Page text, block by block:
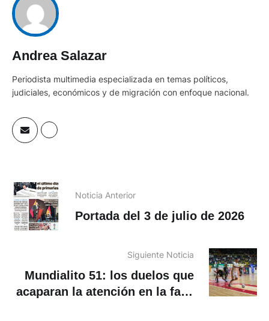
Andrea Salazar
Periodista multimedia especializada en temas políticos,
judiciales, económicos y de migración con enfoque nacional.
Noticia Anterior
Portada del 3 de julio de 2026
Siguiente Noticia
Mundialito 51: los duelos que
acaparan la atención en la fase